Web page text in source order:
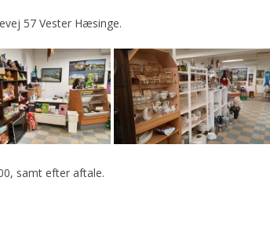
57 Vester Hæsinge.
samt efter aftale.